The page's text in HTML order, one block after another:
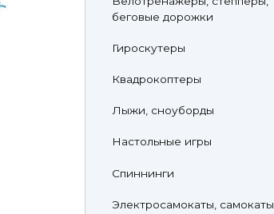
беговые дорожки
Гироскутеры
Квадрокоптеры
Лыжи, сноуборды
Настольные игры
Спиннинги
Электросамокаты, самокаты